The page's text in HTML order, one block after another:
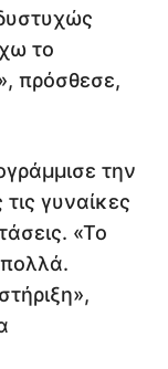
το
πρόσθεσε,
την
γυναίκες
«Το